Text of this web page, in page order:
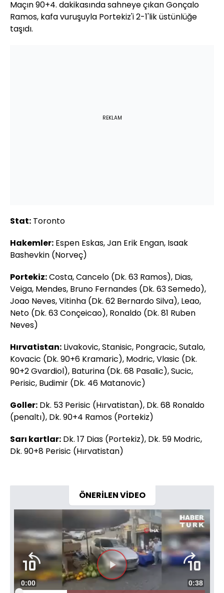
Maçın 90+4. dakikasında sahneye çıkan Gonçalo
Ramos, kafa vuruşuyla Portekiz'i 2-1'lik üstünlüğe
taşıdı.
REKLAM
Stat: Toronto
Hakemler: Espen Eskas, Jan Erik Engan, Isaak
Bashevkin (Norveç)
Portekiz:Costa, Cancelo (Dk. 63 Ramos), Dias,
Veiga, Mendes, Bruno Fernandes (Dk. 63 Semedo),
Joao Neves, Vitinha (Dk. 62 Bernardo Silva), Leao,
Neto (Dk. 63 Conçeicao), Ronaldo (Dk. 81 Ruben
Neves)
Hırvatistan: Livakovic, Stanisic, Pongracic, Sutalo,
Kovacic (Dk. 90+6 Kramaric), Modric, Vlasic (Dk.
90+2 Gvardiol), Baturina (Dk. 68 Pasalic), Sucic,
Perisic, Budimir (Dk. 46 Matanovic)
Goller: Dk. 53 Perisic (Hırvatistan), Dk. 68 Ronaldo
(penaltı), Dk. 90+4 Ramos (Portekiz)
Sarı kartlar: Dk. 17 Dias (Portekiz), Dk. 59 Modric,
Dk. 90+8 Perisic (Hırvatistan)
ÖNERİLEN VİDEO
Video
Oynatıcısı
yükleniyor.
Videoyu
Süre
0:00 Toplam
0:38